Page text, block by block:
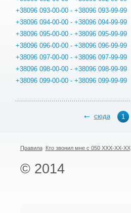
+38096 093-00-00 - +38096 093-99-99
+38096 094-00-00 - +38096 094-99-99
+38096 095-00-00 - +38096 095-99-99
+38096 096-00-00 - +38096 096-99-99
+38096 097-00-00 - +38096 097-99-99
+38096 098-00-00 - +38096 098-99-99
+38096 099-00-00 - +38096 099-99-99
сюда 1
Правила Кто звонил мне с 050 XXX-XX-XX
© 2014